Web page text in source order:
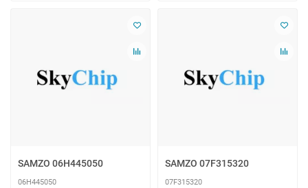
SAMZO 06H445050
06H445050
SAMZO 07F315320
07F315320